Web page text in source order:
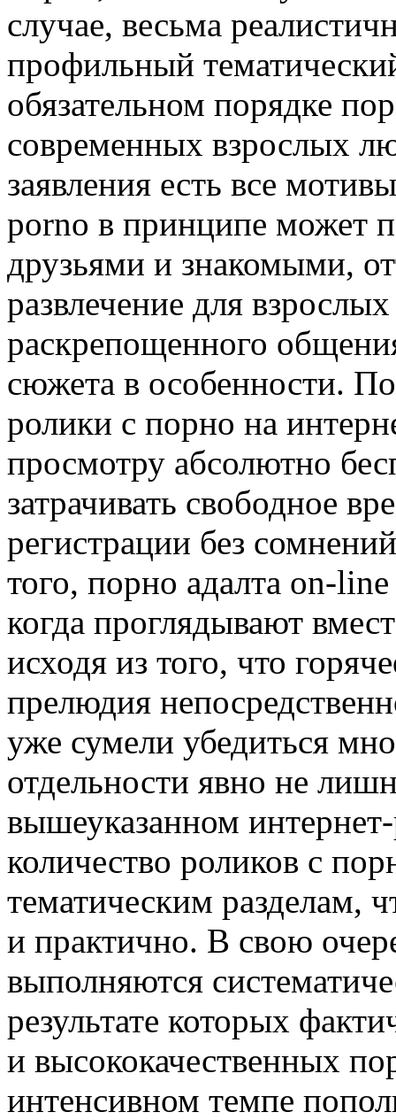
случае, весьма
профильный
обязательном порядке
современных взрослых
заявления есть все
porno в принципе может
друзьями и знакомыми,
развлечение для
раскрепощенного
сюжета в особенности.
ролики с порно на
просмотру абсолютно
затрачивать свободное
регистрации без
того, порно адалта on-
когда проглядывают
исходя из того, что
прелюдия
уже сумели убедиться
отдельности явно не
вышеуказанном
количество роликов с
тематическим разделам,
и практично. В свою
выполняются
результате которых
и высококачественных
интенсивном темпе